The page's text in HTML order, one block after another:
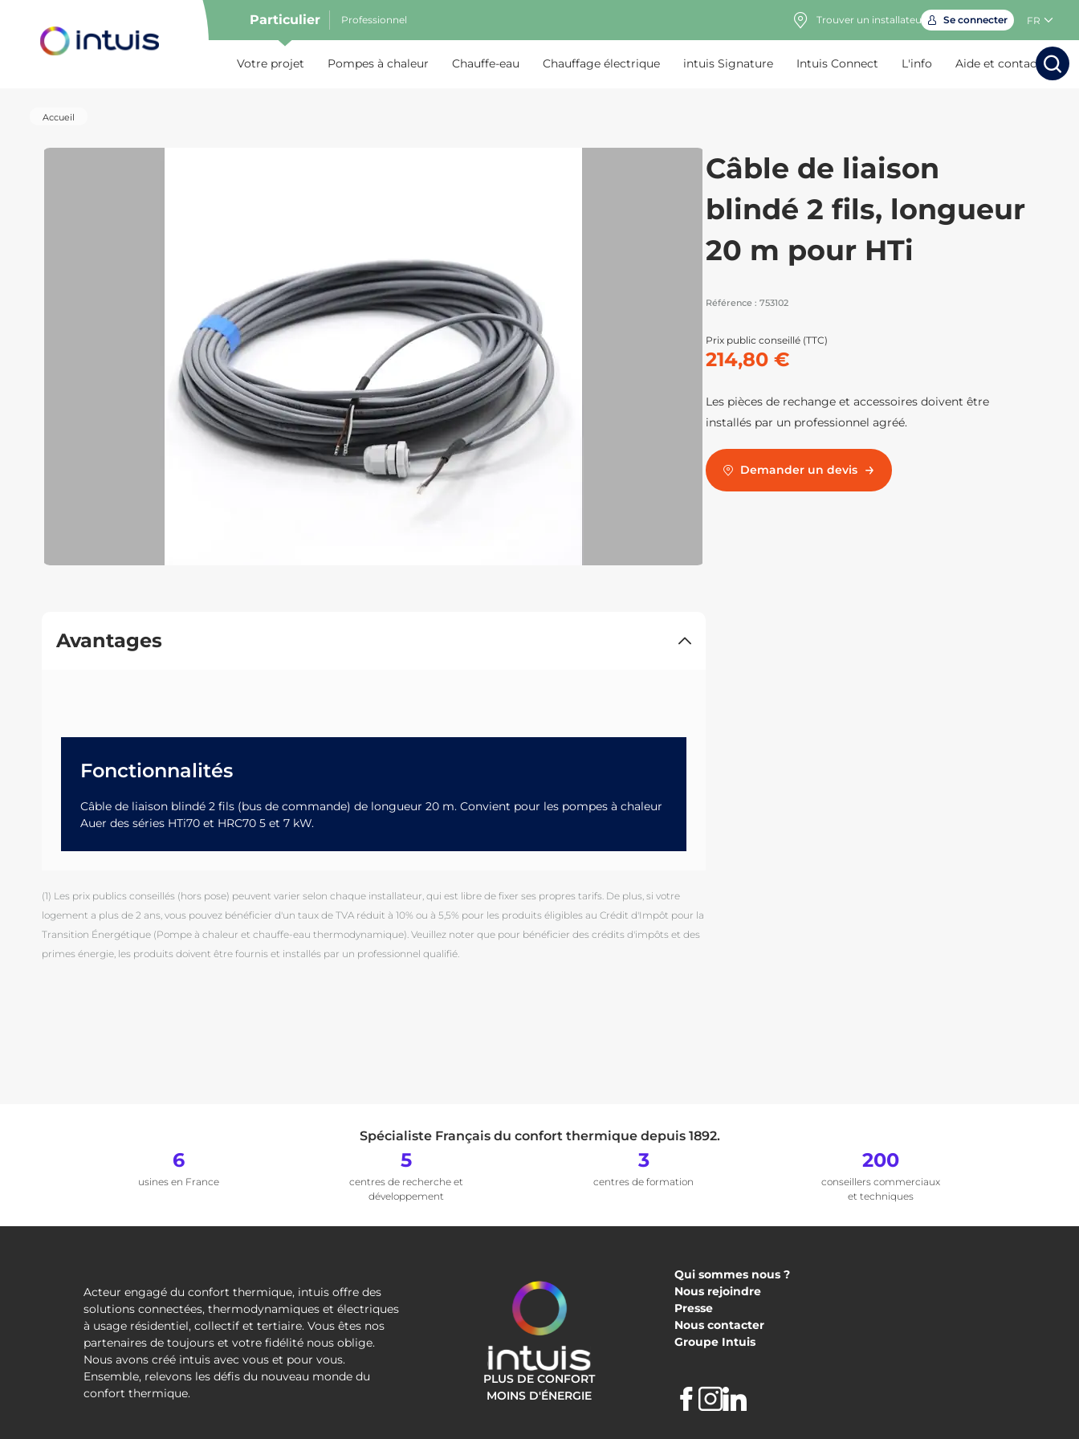
Particulier Professionnel Trouver un installateur Se connecter FR
Votre projet Pompes à chaleur Chauffe-eau Chauffage électrique intuis Signature Intuis Connect L'info Aide et contact
RechercherRechercher
menu
Accueil
Avantages
Fonctionnalités
Câble de liaison blindé 2 fils (bus de commande) de longueur 20 m. Convient pour les pompes à chaleur
Auer des séries HTi70 et HRC70 5 et 7 kW.
(1) Les prix publics conseillés (hors pose) peuvent varier selon chaque installateur, qui est libre de fixer ses propres tarifs. De plus, si votre
logement a plus de 2 ans, vous pouvez bénéficier d'un taux de TVA réduit à 10% ou à 5,5% pour les produits éligibles au Crédit d'Impôt pour la
Transition Énergétique (Pompe à chaleur et chauffe-eau thermodynamique). Veuillez noter que pour bénéficier des crédits d'impôts et des
primes énergie, les produits doivent être fournis et installés par un professionnel qualifié.
Câble de liaison
blindé 2 fils, longueur
20 m pour HTi
Référence : 753102
Prix public conseillé (TTC)
214,80 €
Les pièces de rechange et accessoires doivent être
installés par un professionnel agréé.
Demander un devis
Spécialiste Français du confort thermique depuis 1892.
6
usines en France
5
centres de recherche et
développement
3
centres de formation
200
conseillers commerciaux
et techniques
Acteur engagé du confort thermique, intuis offre des
solutions connectées, thermodynamiques et électriques
à usage résidentiel, collectif et tertiaire. Vous êtes nos
partenaires de toujours et votre fidélité nous oblige.
Nous avons créé intuis avec vous et pour vous.
Ensemble, relevons les défis du nouveau monde du
confort thermique.
PLUS DE CONFORT
MOINS D'ÉNERGIE
Qui sommes nous ?
Nous rejoindre
Presse
Nous contacter
Groupe Intuis
Facebook
Instagram
Linkedin